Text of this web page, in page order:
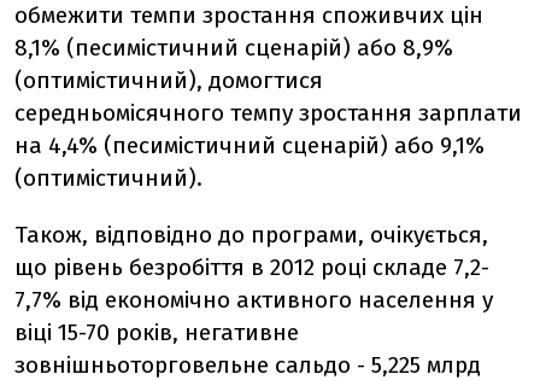
обмежити темпи зростання споживчих цін
8,1% (песимістичний сценарій) або 8,9%
(оптимістичний), домогтися
середньомісячного темпу зростання зарплати
на 4,4% (песимістичний сценарій) або 9,1%
(оптимістичний).
Також, відповідно до програми, очікується,
що рівень безробіття в 2012 році складе 7,2-
7,7% від економічно активного населення у
віці 15-70 років, негативне
зовнішньоторговельне сальдо - 5,225 млрд